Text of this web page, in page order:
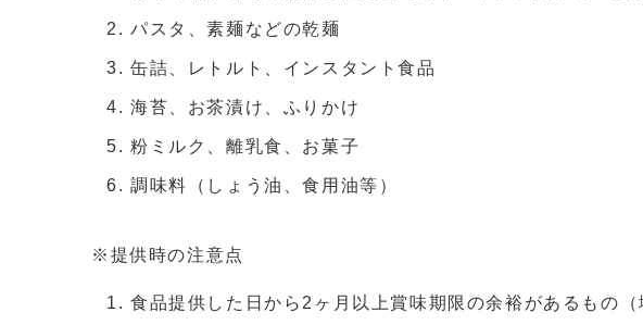
パスタ、素麺などの乾麺
缶詰、レトルト、インスタント食品
海苔、お茶漬け、ふりかけ
粉ミルク、離乳食、お菓子
調味料（しょう油、食用油等）
※提供時の注意点
食品提供した日から2ヶ月以上賞味期限の余裕があるもの（